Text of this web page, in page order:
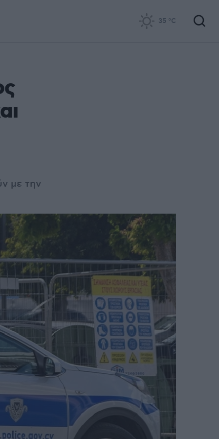
35 °C
με την